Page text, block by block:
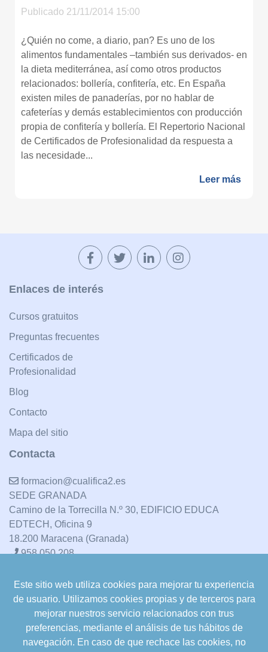
Publicado 21/11/2014 15:00
¿Quién no come, a diario, pan? Es uno de los
alimentos fundamentales –también sus derivados- en
la dieta mediterránea, así como otros productos
relacionados: bollería, confitería, etc. En España
existen miles de panaderías, por no hablar de
cafeterías y demás establecimientos con producción
propia de confitería y bollería. El Repertorio Nacional
de Certificados de Profesionalidad da respuesta a
las necesidade...
Leer más
Enlaces de interés
Cursos gratuitos
Preguntas frecuentes
Certificados de
Profesionalidad
Blog
Contacto
Mapa del sitio
Contacta
formacion@cualifica2.es
SEDE GRANADA
Camino de la Torrecilla N.º 30, EDIFICIO EDUCA
EDTECH, Oficina 9
18.200 Maracena (Granada)
958 050 208
formacion@cualifica2.es
SEDE POZO ALCÓN
Pol. Ind. "La Asomadilla",
Nave 5-6 y anexos
23485 Pozo Alcón (Jaén)
Este sitio web utiliza cookies para mejorar tu experiencia
de usuario. Utilizamos cookies propias y de terceros para
mejorar nuestros servicio relacionados con trus
preferencias, mediante el análisis de tus hábitos de
navegación. En caso de que rechace las cookies, no